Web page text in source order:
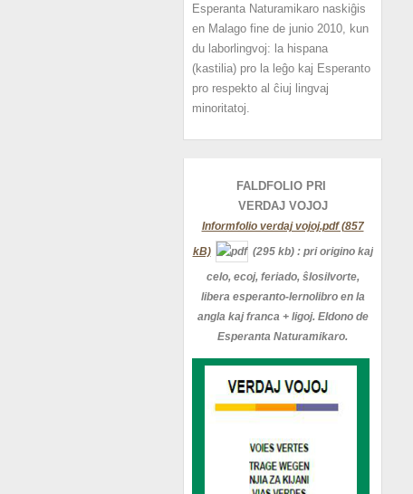
Esperanta Naturamikaro naskiĝis
en Malago fine de junio 2010, kun
du laborlingvoj: la hispana
(kastilia) pro la leĝo kaj Esperanto
pro respekto al ĉiuj lingvaj
minoritatoj.
FALDFOLIO PRI
VERDAJ VOJOJ
Informfolio verdaj vojoj.pdf (857
kB)
(295 kb) : pri origino kaj
celo, ecoj, feriado, ŝlosilvorte,
libera esperanto-lernolibro en la
angla kaj franca + ligoj. Eldono de
Esperanta Naturamikaro.